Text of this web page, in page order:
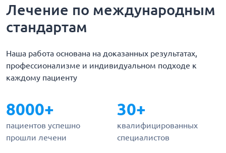
Лечение по международным
стандартам
Наша работа основана на доказанных результатах,
профессионализме и индивидуальном подходе к
каждому пациенту
8000+
пациентов успешно
прошли лечени
30+
квалифицированных
специалистов